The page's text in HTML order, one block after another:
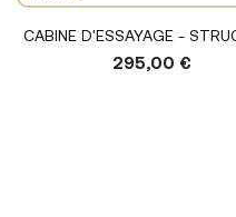
Voir le produit
CABINE D'ESSAYAGE -
295,00 €